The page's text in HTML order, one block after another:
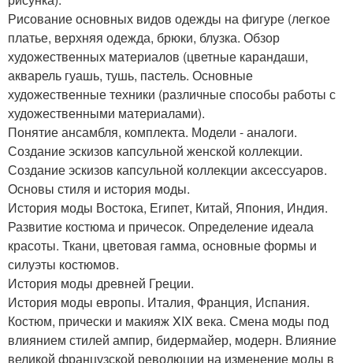
Рисование основных видов одежды на фигуре (легкое
платье, верхняя одежда, брюки, блузка. Обзор
художественных материалов (цветные карандаши,
акварель гуашь, тушь, пастель. Основные
художественные техники (различные способы работы с
художественными материалами).
Понятие ансамбля, комплекта. Модели - аналоги.
Создание эскизов капсульной женской коллекции.
Создание эскизов капсульной коллекции аксессуаров.
Основы стиля и история моды.
История моды Востока, Египет, Китай, Япония, Индия.
Развитие костюма и причесок. Определение идеала
красоты. Ткани, цветовая гамма, основные формы и
силуэты костюмов.
История моды древней Греции.
История моды европы. Италия, Франция, Испания.
Костюм, прически и макияж XIX века. Смена моды под
влиянием стилей ампир, бидермайер, модерн. Влияние
великой французской революции на изменение моды в